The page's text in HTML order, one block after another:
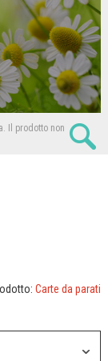
Il prodotto non
Carte da parati